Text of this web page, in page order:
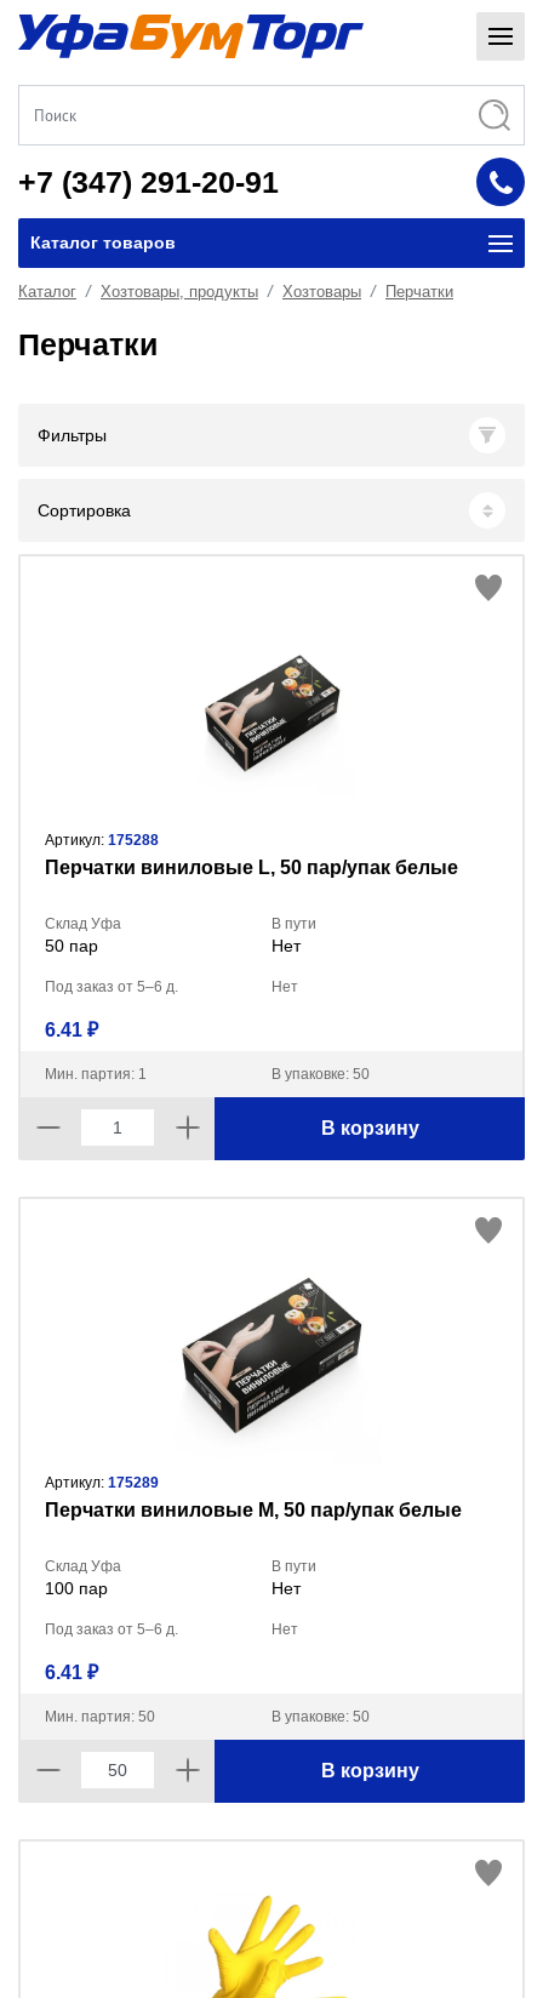
+7 (347) 291-20-91
Каталог товаров
Каталог Хозтовары, продукты Хозтовары Перчатки
Перчатки
Фильтры
Сортировка
Артикул: 175288
Перчатки виниловые L, 50 пар/упак белые
Склад Уфа
50 пар
В пути
Нет
Под заказ от 5–6 д. Нет
6.41 ₽
Мин. партия: 1 В упаковке: 50
В корзину
Артикул: 175289
Перчатки виниловые M, 50 пар/упак белые
Склад Уфа
100 пар
В пути
Нет
Под заказ от 5–6 д. Нет
6.41 ₽
Мин. партия: 50 В упаковке: 50
В корзину